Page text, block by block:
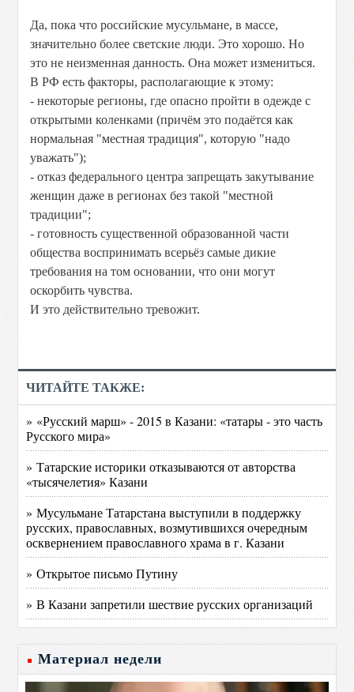
Да, пока что российские мусульмане, в массе,
значительно более светские люди. Это хорошо. Но
это не неизменная данность. Она может измениться.
В РФ есть факторы, располагающие к этому:
- некоторые регионы, где опасно пройти в одежде с
открытыми коленками (причём это подаётся как
нормальная "местная традиция", которую "надо
уважать");
- отказ федерального центра запрещать закутывание
женщин даже в регионах без такой "местной
традиции";
- готовность существенной образованной части
общества воспринимать всерьёз самые дикие
требования на том основании, что они могут
оскорбить чувства.
И это действительно тревожит.
ЧИТАЙТЕ ТАКЖЕ:
» «Русский марш» - 2015 в Казани: «татары - это часть
Русского мира»
» Татарские историки отказываются от авторства
«тысячелетия» Казани
» Мусульмане Татарстана выступили в поддержку
русских, православных, возмутившихся очередным
осквернением православного храма в г. Казани
» Открытое письмо Путину
» В Казани запретили шествие русских организаций
Материал недели